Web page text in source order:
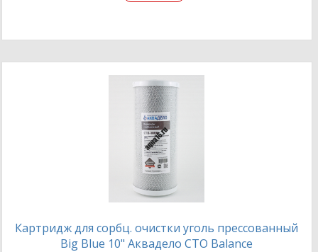
Картридж для сорбц. очистки уголь прессованный
Big Blue 10" Аквадело CTO Balance